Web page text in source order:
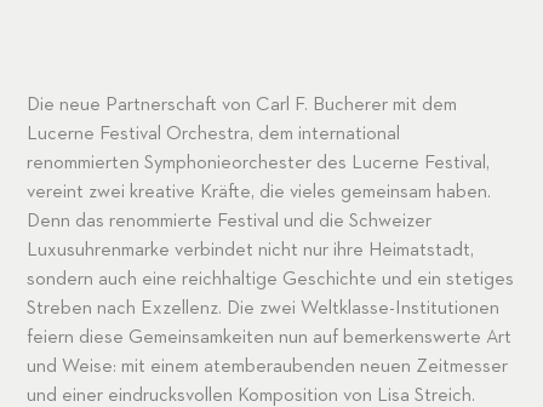
Die neue Partnerschaft von Carl F. Bucherer mit dem
Lucerne Festival Orchestra, dem international
renommierten Symphonieorchester des Lucerne Festival,
vereint zwei kreative Kräfte, die vieles gemeinsam haben.
Denn das renommierte Festival und die Schweizer
Luxusuhrenmarke verbindet nicht nur ihre Heimatstadt,
sondern auch eine reichhaltige Geschichte und ein stetiges
Streben nach Exzellenz. Die zwei Weltklasse-Institutionen
feiern diese Gemeinsamkeiten nun auf bemerkenswerte Art
und Weise: mit einem atemberaubenden neuen Zeitmesser
und einer eindrucksvollen Komposition von Lisa Streich.